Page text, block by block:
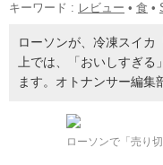
キーワード : レビュー • 食 •
ローソンが、冷凍スイカ
上では、「おいしすぎ
ます。オトナンサー編集
ローソンで「売り